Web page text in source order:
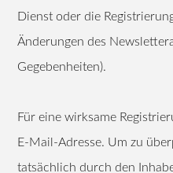
Dienst oder die
Änderungen des
Gegebenheiten).
Für eine wirksame
E-Mail-Adresse. Um zu
tatsächlich durch den